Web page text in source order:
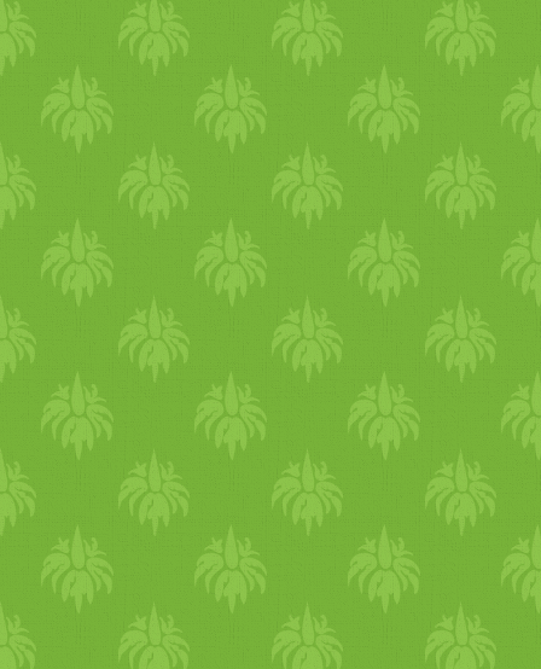
(Procter & Gamble), Tix,
Premium, Rufus, Tropic,
lényeg: a
Magyar
országon
tápok, amiket
Bio VegánAmit legelőször
márkájú kutyaeledel.
olajos
kinézetű. Nálunk
kedvence Tódinak. Ennek
beszámolókat is, ahol a
tápjukat és a kutya
kekszet